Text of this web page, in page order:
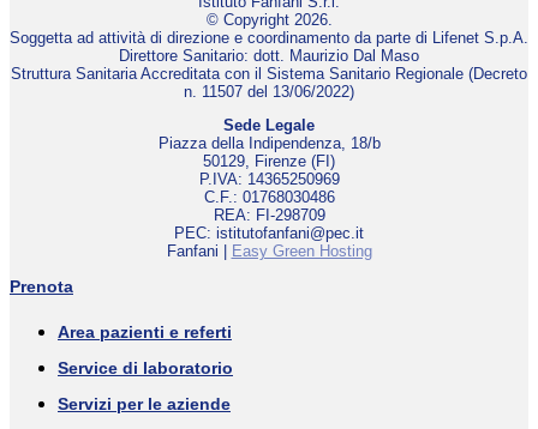
© Copyright 2026.
Soggetta ad attività di direzione e coordinamento da parte di Lifenet S.p.A.
Direttore Sanitario: dott. Maurizio Dal Maso
Struttura Sanitaria Accreditata con il Sistema Sanitario Regionale (Decreto
n. 11507 del 13/06/2022)
Sede Legale
Piazza della Indipendenza, 18/b
50129, Firenze (FI)
P.IVA: 14365250969
C.F.: 01768030486
REA: FI-298709
PEC: istitutofanfani@pec.it
Fanfani | Easy Green Hosting
Prenota
Area pazienti e referti
Service di laboratorio
Servizi per le aziende